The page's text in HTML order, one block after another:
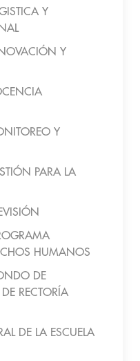
Y
Y
Y
PARA LA
HUMANOS
DE
DE RECTORÍA
DE LA ESCUELA